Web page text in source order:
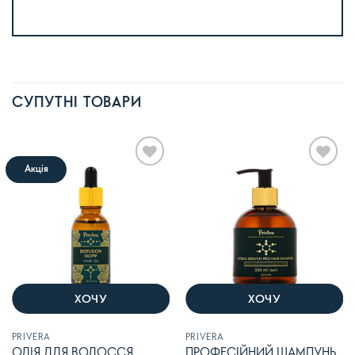
СУПУТНІ ТОВАРИ
Акція
ХОЧУ
PRIVERA
ХОЧУ
PRIVERA